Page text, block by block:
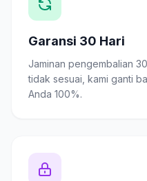
Garansi 30 Hari
Jaminan pengembalian
tidak sesuai, kami ganti
Anda 100%.